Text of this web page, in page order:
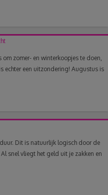
zomer- en winterkoopjes te doen,
echter een uitzondering! Augustus is
Dit is natuurlijk logisch door de
snel vliegt het geld uit je zakken en